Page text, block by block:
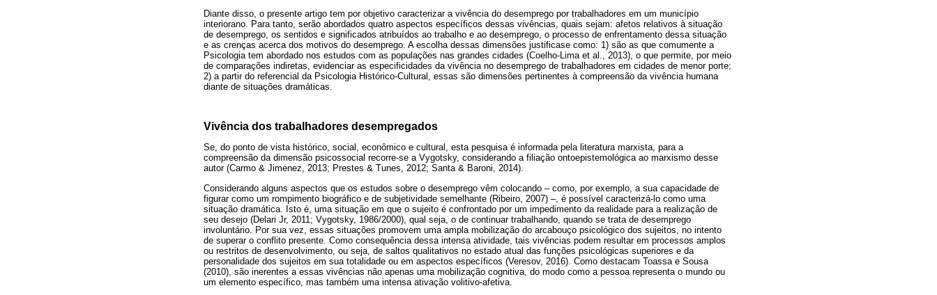
Diante disso, o presente artigo tem por objetivo caracterizar a vivência do desemprego por trabalhadores em um município
interiorano. Para tanto, serão abordados quatro aspectos específicos dessas vivências, quais sejam: afetos relativos à situação
de desemprego, os sentidos e significados atribuídos ao trabalho e ao desemprego, o processo de enfrentamento dessa situação
e as crenças acerca dos motivos do desemprego. A escolha dessas dimensões justificase como: 1) são as que comumente a
Psicologia tem abordado nos estudos com as populações nas grandes cidades (Coelho-Lima et al., 2013), o que permite, por meio
de comparações indiretas, evidenciar as especificidades da vivência no desemprego de trabalhadores em cidades de menor porte;
2) a partir do referencial da Psicologia Histórico-Cultural, essas são dimensões pertinentes à compreensão da vivência humana
diante de situações dramáticas.
Vivência dos trabalhadores desempregados
Se, do ponto de vista histórico, social, econômico e cultural, esta pesquisa é informada pela literatura marxista, para a
compreensão da dimensão psicossocial recorre-se a Vygotsky, considerando a filiação ontoepistemológica ao marxismo desse
autor (Carmo & Jimenez, 2013; Prestes & Tunes, 2012; Santa & Baroni, 2014).
Considerando alguns aspectos que os estudos sobre o desemprego vêm colocando – como, por exemplo, a sua capacidade de
figurar como um rompimento biográfico e de subjetividade semelhante (Ribeiro, 2007) –, é possível caracterizá-lo como uma
situação dramática. Isto é, uma situação em que o sujeito é confrontado por um impedimento da realidade para a realização de
seu desejo (Delari Jr, 2011; Vygotsky, 1986/2000), qual seja, o de continuar trabalhando, quando se trata de desemprego
involuntário. Por sua vez, essas situações promovem uma ampla mobilização do arcabouço psicológico dos sujeitos, no intento
de superar o conflito presente. Como consequência dessa intensa atividade, tais vivências podem resultar em processos amplos
ou restritos de desenvolvimento, ou seja, de saltos qualitativos no estado atual das funções psicológicas superiores e da
personalidade dos sujeitos em sua totalidade ou em aspectos específicos (Veresov, 2016). Como destacam Toassa e Sousa
(2010), são inerentes a essas vivências não apenas uma mobilização cognitiva, do modo como a pessoa representa o mundo ou
um elemento específico, mas também uma intensa ativação volitivo-afetiva.